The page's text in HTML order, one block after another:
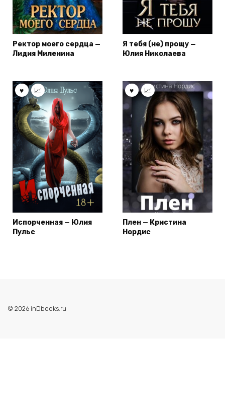
Ректор моего сердца —
Лидия Миленина
Я тебя (не) прощу —
Юлия Николаева
Испорченная — Юлия
Пульс
Плен — Кристина
Нордис
© 2026 inDbooks.ru